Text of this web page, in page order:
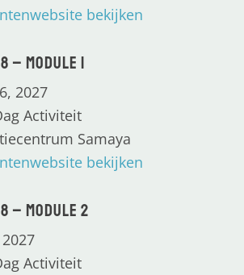
bekijken
– Module 1
2027
Activiteit
Samaya
bekijken
– Module 2
Activiteit